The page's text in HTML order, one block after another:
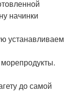
начинки
устанавливаем
до самой